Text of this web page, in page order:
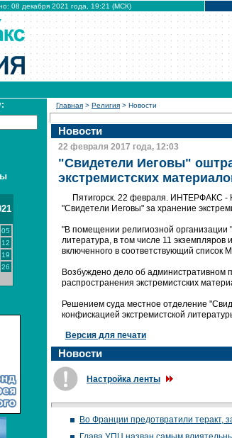
08 декабря 2021 года, 19:21 (МСК)
05
12
19
26
Главная > Религия > Новости
Новости
22 февраля 2017 года, 12:03
"Свидетели Иеговы"
экстремистских
Пятигорск. 22 февраля. ИНТЕРФАКС -
"Свидетели Иеговы" за хранение
"В помещении религиозной организации
литература, в том числе 11 экземпляров
включенного в соответствующий список
Возбуждено дело об административном
распространения экстремистских
Решением суда местное отделение
конфискацией экстремистской
Версия для печати
Новости
Настройка ленты
Во Франции предотвратили теракт,